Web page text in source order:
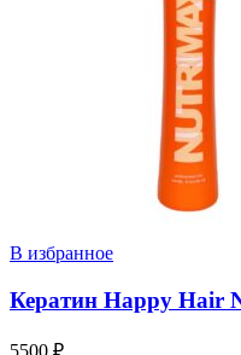
В избранное
Кератин Happy Hair
5500 ₽